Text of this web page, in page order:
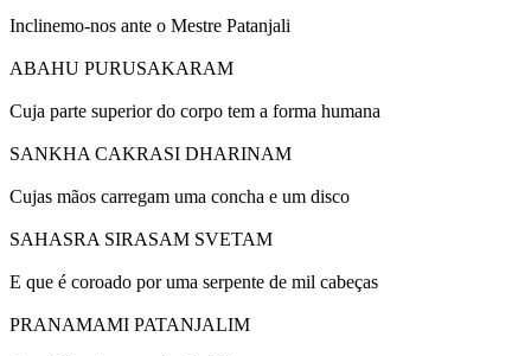
Inclinemo-nos ante o Mestre Patanjali
ABAHU PURUSAKARAM
Cuja parte superior do corpo tem a forma humana
SANKHA CAKRASI DHARINAM
Cujas mãos carregam uma concha e um disco
SAHASRA SIRASAM SVETAM
E que é coroado por uma serpente de mil cabeças
PRANAMAMI PATANJALIM